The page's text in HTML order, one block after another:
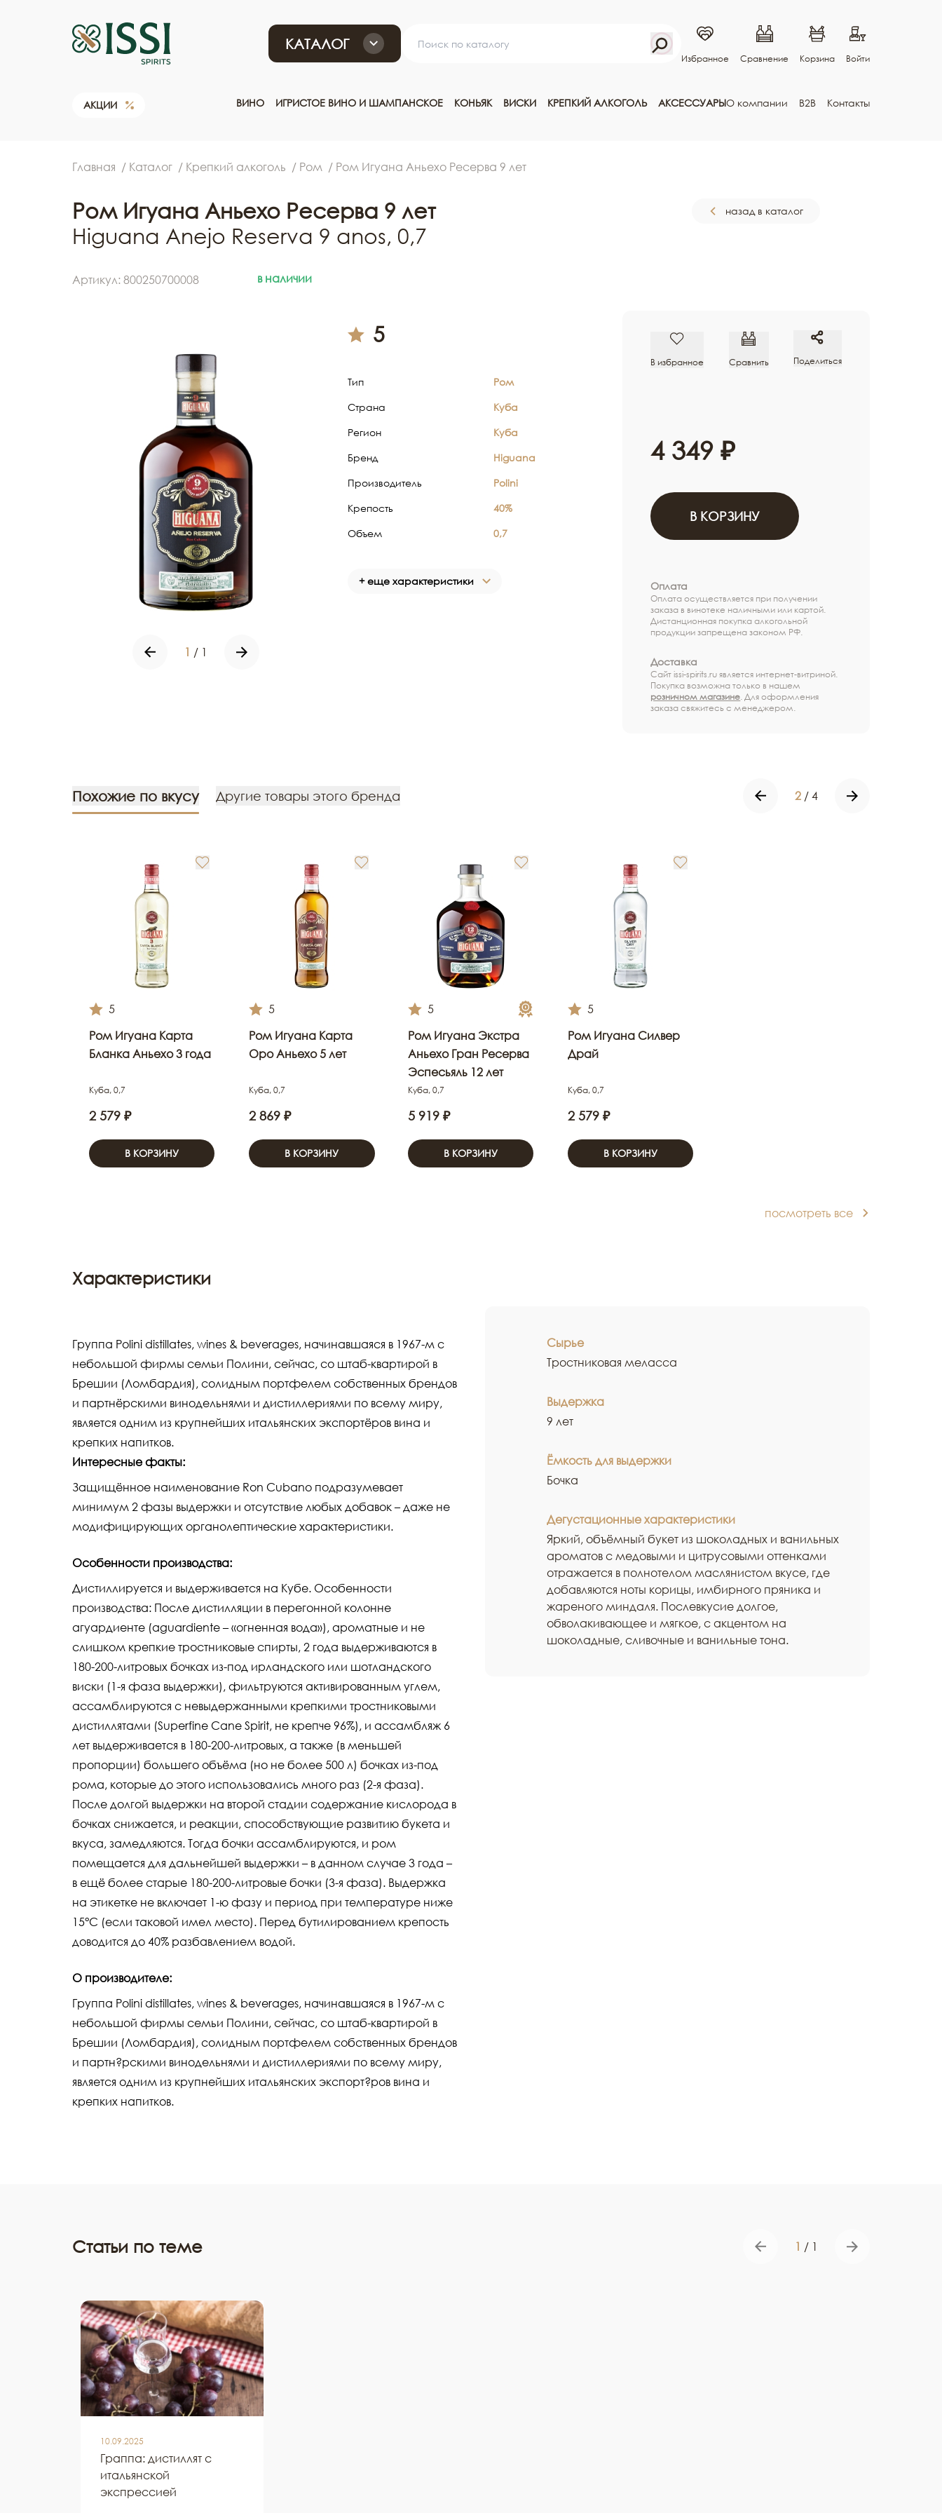
КАТАЛОГ
Избранное Сравнение Корзина Войти
АКЦИИ ВИНО ИГРИСТОЕ ВИНО И ШАМПАНСКОЕ КОНЬЯК ВИСКИ КРЕПКИЙ АЛКОГОЛЬ АКСЕССУАРЫО компании B2B Контакты
Главная Каталог Крепкий алкоголь Ром Ром Игуана Аньехо Ресерва 9 лет
Ром Игуана Аньехо Ресерва 9 лет
Higuana Anejo Reserva 9 anos, 0,7
назад в каталог
Артикул: 800250700008 в наличии
1 / 1
5
Тип Ром
Страна Куба
Регион Куба
Бренд Higuana
Производитель Polini
Крепость 40%
Объем 0,7
+ еще характеристики
В избранное Сравнить Поделиться
4 349 ₽
В КОРЗИНУ
Оплата
Оплата осуществляется при получении
заказа в винотеке наличными или картой.
Дистанционная покупка алкогольной
продукции запрещена законом РФ.
Доставка
Сайт issi-spirits.ru является интернет-витриной.
Покупка возможна только в нашем
розничном магазине. Для оформления
заказа свяжитесь с менеджером.
Похожие по вкусу Другие товары этого бренда 2 / 4
5
Ром Игуана Карта
Бланка Аньехо 3 года
Куба, 0,7
2 579 ₽
В КОРЗИНУ
5
Ром Игуана Карта
Оро Аньехо 5 лет
Куба, 0,7
2 869 ₽
В КОРЗИНУ
5
Ром Игуана Экстра
Аньехо Гран Ресерва
Эспесьяль 12 лет
Куба, 0,7
5 919 ₽
В КОРЗИНУ
5
Ром Игуана Силвер
Драй
Куба, 0,7
2 579 ₽
В КОРЗИНУ
посмотреть все
Характеристики
Группа Polini distillates, wines & beverages, начинавшаяся в 1967-м с
небольшой фирмы семьи Полини, сейчас, со штаб-квартирой в
Брешии (Ломбардия), солидным портфелем собственных брендов
и партнёрскими винодельнями и дистиллериями по всему миру,
является одним из крупнейших итальянских экспортёров вина и
крепких напитков.
Интересные факты:
Защищённое наименование Ron Cubano подразумевает
минимум 2 фазы выдержки и отсутствие любых добавок – даже не
модифицирующих органолептические характеристики.
Особенности производства:
Дистиллируется и выдерживается на Кубе. Особенности
производства: После дистилляции в перегонной колонне
агуардиенте (aguardiente – «огненная вода»), ароматные и не
слишком крепкие тростниковые спирты, 2 года выдерживаются в
180-200-литровых бочках из-под ирландского или шотландского
виски (1-я фаза выдержки), фильтруются активированным углем,
ассамблируются с невыдержанными крепкими тростниковыми
дистиллятами (Superfine Cane Spirit, не крепче 96%), и ассамбляж 6
лет выдерживается в 180-200-литровых, а также (в меньшей
пропорции) большего объёма (но не более 500 л) бочках из-под
рома, которые до этого использовались много раз (2-я фаза).
После долгой выдержки на второй стадии содержание кислорода в
бочках снижается, и реакции, способствующие развитию букета и
вкуса, замедляются. Тогда бочки ассамблируются, и ром
помещается для дальнейшей выдержки – в данном случае 3 года –
в ещё более старые 180-200-литровые бочки (3-я фаза). Выдержка
на этикетке не включает 1-ю фазу и период при температуре ниже
15°С (если таковой имел место). Перед бутилированием крепость
доводится до 40% разбавлением водой.
О производителе:
Группа Polini distillates, wines & beverages, начинавшаяся в 1967-м с
небольшой фирмы семьи Полини, сейчас, со штаб-квартирой в
Брешии (Ломбардия), солидным портфелем собственных брендов
и партн?рскими винодельнями и дистиллериями по всему миру,
является одним из крупнейших итальянских экспорт?ров вина и
крепких напитков.
Сырье
Тростниковая меласса
Выдержка
9 лет
Ёмкость для выдержки
Бочка
Дегустационные характеристики
Яркий, объёмный букет из шоколадных и ванильных
ароматов с медовыми и цитрусовыми оттенками
отражается в полнотелом маслянистом вкусе, где
добавляются ноты корицы, имбирного пряника и
жареного миндаля. Послевкусие долгое,
обволакивающее и мягкое, с акцентом на
шоколадные, сливочные и ванильные тона.
Статьи по теме 1 / 1
10.09.2025
Граппа: дистиллят с
итальянской
экспрессией